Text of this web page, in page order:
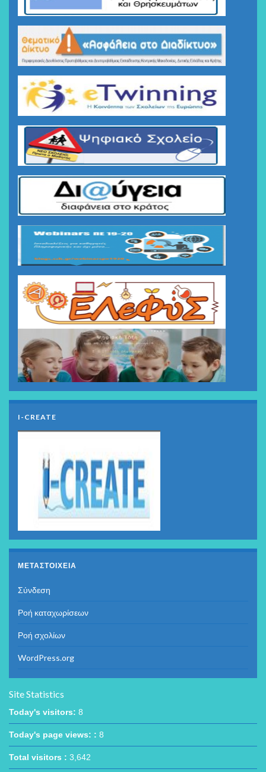
I-CREATE
ΜΕΤΑΣΤΟΙΧΕΊΑ
Σύνδεση
Ροή καταχωρίσεων
Ροή σχολίων
WordPress.org
Site Statistics
Today's visitors: 8
Today's page views: : 8
Total visitors : 3,642